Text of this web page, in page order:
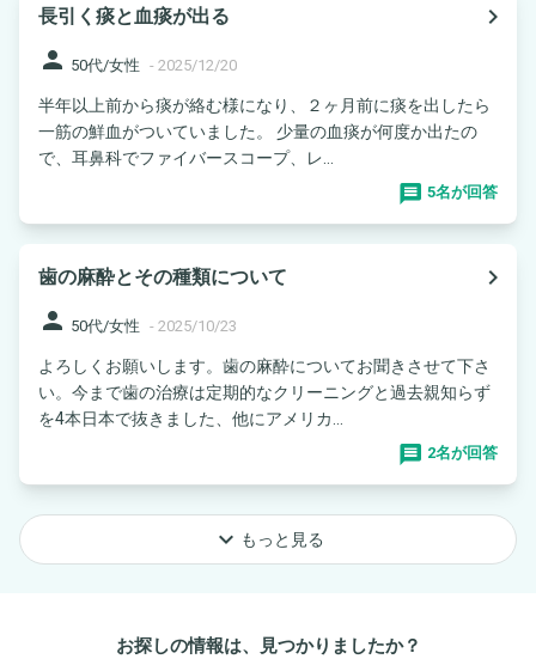
長引く痰と血痰が出る
navigate_next
person 50代/女性 - 2025/12/20
半年以上前から痰が絡む様になり、２ヶ月前に痰を出したら
一筋の鮮血がついていました。 少量の血痰が何度か出たの
で、耳鼻科でファイバースコープ、レ...
5名が回答
歯の麻酔とその種類について
navigate_next
person 50代/女性 - 2025/10/23
よろしくお願いします。歯の麻酔についてお聞きさせて下さ
い。今まで歯の治療は定期的なクリーニングと過去親知らず
を4本日本で抜きました、他にアメリカ...
2名が回答
keyboard_arrow_down もっと見る
お探しの情報は、見つかりましたか？